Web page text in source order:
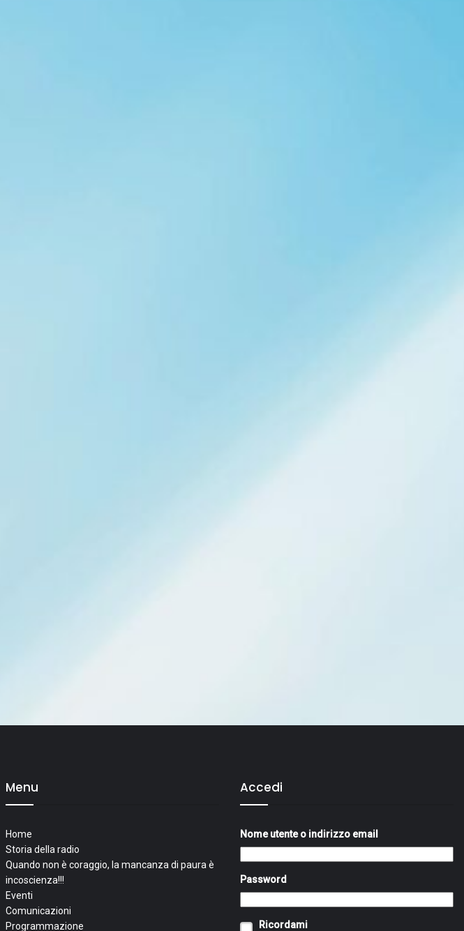
Menu
Home
Storia della radio
Quando non è coraggio, la mancanza di paura è
incoscienza!!!
Eventi
Comunicazioni
Programmazione
Accedi
Nome utente o indirizzo email
Password
Ricordami